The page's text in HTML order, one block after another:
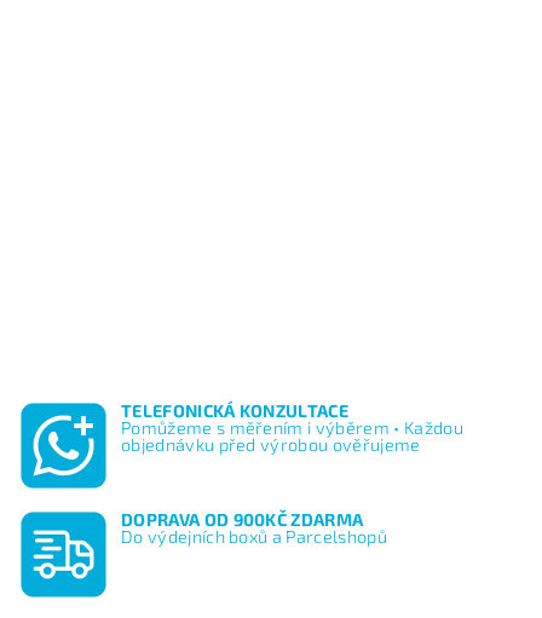
TELEFONICKÁ KONZULTACE
Pomůžeme s měřením i výběrem • Každou
objednávku před výrobou ověřujeme
DOPRAVA OD 900KČ ZDARMA
Do výdejních boxů a Parcelshopů